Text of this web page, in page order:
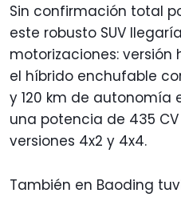
Sin confirmación total
este robusto SUV
motorizaciones: versión
el híbrido enchufable
y 120 km de autonomía
una potencia de 435
versiones 4x2 y 4x4.
También en Baoding